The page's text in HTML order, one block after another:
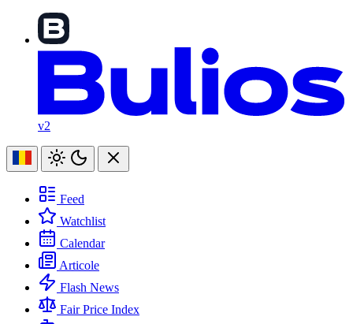
v2
Feed
Watchlist
Calendar
Articole
Flash News
Fair Price Index